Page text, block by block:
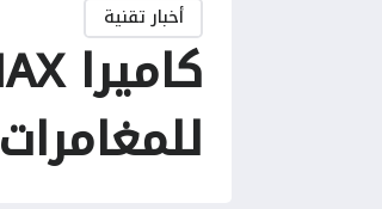
أخبار تقنية
للمغامرات